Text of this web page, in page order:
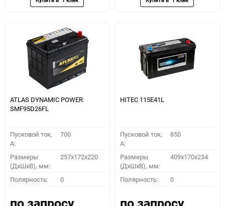
ATLAS DYNAMIC POWER
SMF95D26FL
Пусковой ток,
A:
700
Размеры
(ДхШхВ), мм:
257x172x220
Полярность: 0
HITEC 115E41L
Пусковой ток,
A:
850
Размеры
(ДхШхВ), мм:
409x170x234
Полярность: 0